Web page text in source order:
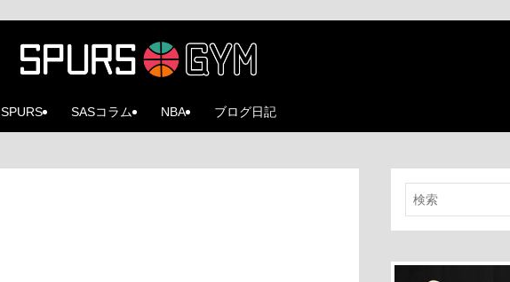
SPURS SASコラム NBA ブログ日記